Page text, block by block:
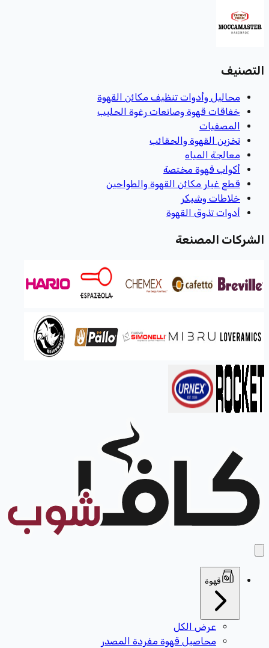
التصنيف
محاليل وأدوات تنظيف مكائن القهوة
خفاقات قهوة وصانعات رغوة الحليب
المصفيات
تخزين القهوة والحقائب
معالجة المياه
أكواب قهوة مختصة
قطع غيار مكائن القهوة والطواحين
خلاطات وشيكر
أدوات تذوق القهوة
الشركات المصنعة
قهوة
عرض الكل
محاصيل قهوة مفردة المصدر